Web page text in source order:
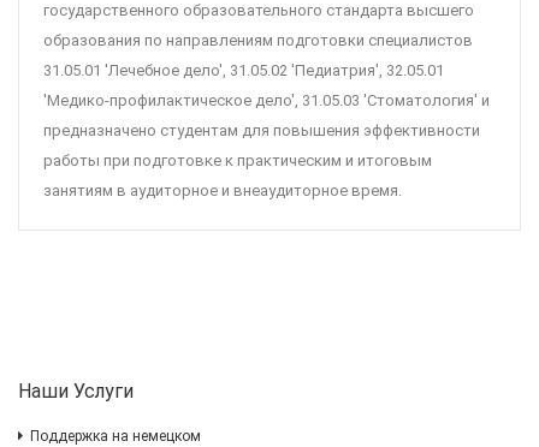
государственного образовательного стандарта высшего
образования по направлениям подготовки специалистов
31.05.01 'Лечебное дело', 31.05.02 'Педиатрия', 32.05.01
'Медико-профилактическое дело', 31.05.03 'Стоматология' и
предназначено студентам для повышения эффективности
работы при подготовке к практическим и итоговым
занятиям в аудиторное и внеаудиторное время.
Наши Услуги
Поддержка на немецком